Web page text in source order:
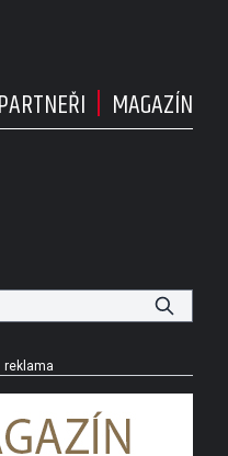
PARTNEŘI MAGAZÍN
reklama